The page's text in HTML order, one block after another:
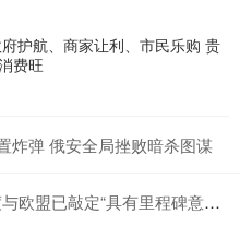
护航、商家让利、市民乐购 贵
费旺
炸弹 俄安全局挫败暗杀图谋
定“具有里程碑意义”的自由贸易协定